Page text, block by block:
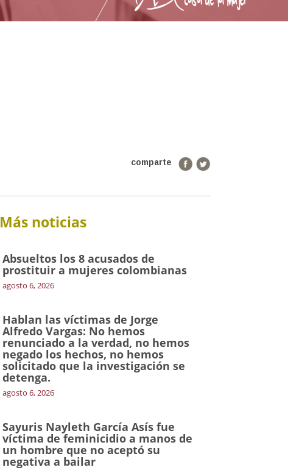
comparte
Más noticias
Absueltos los 8 acusados de
prostituir a mujeres colombianas
agosto 6, 2026
Hablan las víctimas de Jorge
Alfredo Vargas: No hemos
renunciado a la verdad, no hemos
negado los hechos, no hemos
solicitado que la investigación se
detenga.
agosto 6, 2026
Sayuris Nayleth García Asís fue
víctima de feminicidio a manos de
un hombre que no aceptó su
negativa a bailar